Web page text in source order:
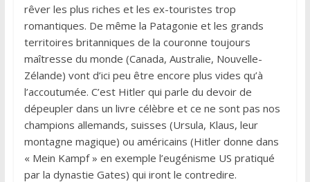
rêver les plus riches et les ex-touristes trop
romantiques. De même la Patagonie et les grands
territoires britanniques de la couronne toujours
maîtresse du monde (Canada, Australie, Nouvelle-
Zélande) vont d’ici peu être encore plus vides qu’à
l’accoutumée. C’est Hitler qui parle du devoir de
dépeupler dans un livre célèbre et ce ne sont pas nos
champions allemands, suisses (Ursula, Klaus, leur
montagne magique) ou américains (Hitler donne dans
« Mein Kampf » en exemple l’eugénisme US pratiqué
par la dynastie Gates) qui iront le contredire.